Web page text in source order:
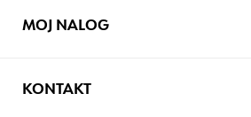
MOJ NALOG
KONTAKT